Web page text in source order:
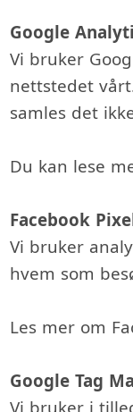
Google
Vi bruker
nettstedet
samles det
Du kan lese
Facebook
Vi bruker
hvem som
Les mer om
Google Tag